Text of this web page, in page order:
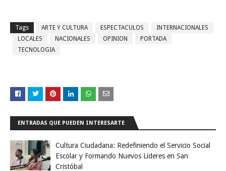
Tags ARTE Y CULTURA ESPECTACULOS
INTERNACIONALES
LOCALES
NACIONALES OPINION
PORTADA
TECNOLOGIA
ENTRADAS QUE PUEDEN INTERESARTE
Cultura Ciudadana: Redefiniendo el Servicio Social
Escolar y Formando Nuevos Líderes en San
Cristóbal